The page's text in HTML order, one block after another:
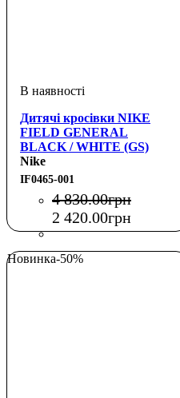
Дитячі кросівки NIKE
FIELD GENERAL
BLACK / WHITE (GS)
Nike
IF0465-001
4 830.00грн
2 420.00грн
Новинка-50%